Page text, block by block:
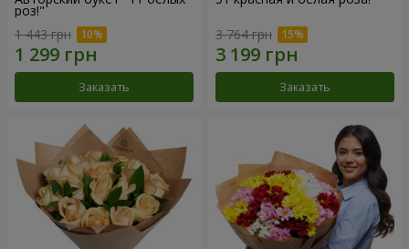
роз!"
1 443 грн
Заказать
3 764 грн
Заказать